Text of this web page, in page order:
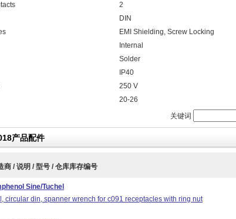
2
DIN
EMI Shielding, Screw Locking
Internal
Solder
IP40
250 V
20-26
关键词
产品配件
商 / 说明 / 型号 / 仓库库存编号
Sine/Tuchel
circular din, spanner wrench for c091 receptacles with ring nut